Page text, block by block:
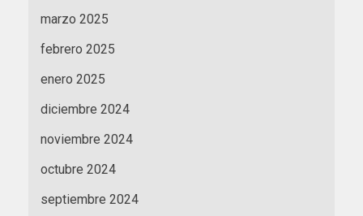
marzo 2025
febrero 2025
enero 2025
diciembre 2024
noviembre 2024
octubre 2024
septiembre 2024